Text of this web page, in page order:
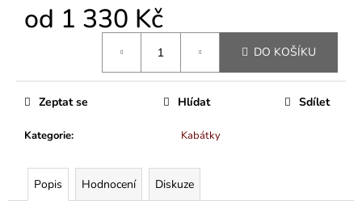
od 1 330 Kč
DO KOŠÍKU
Kategorie: Kabátky
Zeptat se Hlídat Sdílet
Popis Hodnocení Diskuze